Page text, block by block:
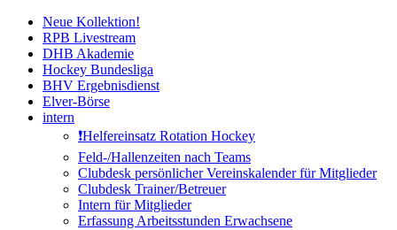
Zum
Inhalt
springen
Neue Kollektion!
RPB Livestream
DHB Akademie
Hockey Bundesliga
BHV Ergebnisdienst
Elver-Börse
intern
❗️Helfereinsatz Rotation Hockey
Feld-/Hallenzeiten nach Teams
Clubdesk persönlicher Vereinskalender für Mitglieder
Clubdesk Trainer/Betreuer
Intern für Mitglieder
Erfassung Arbeitsstunden Erwachsene